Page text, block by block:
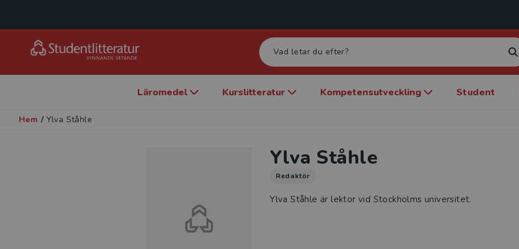
Läromedel Kurslitteratur Kompetensutveckling Student
Hem / Ylva Ståhle
Ylva Ståhle
Redaktör
Ylva Ståhle är lektor vid Stockholms universitet.